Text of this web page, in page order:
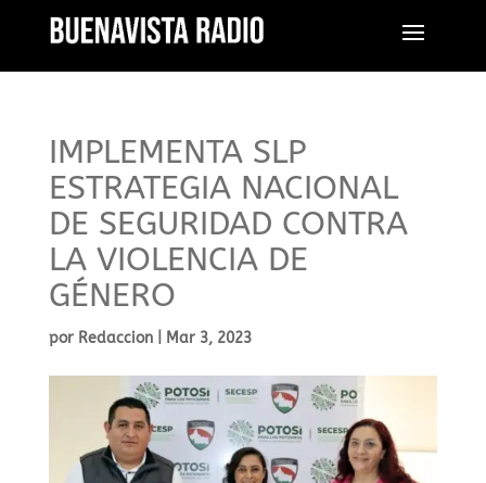
IMPLEMENTA SLP
ESTRATEGIA NACIONAL
DE SEGURIDAD CONTRA
LA VIOLENCIA DE
GÉNERO
por Redaccion| Mar 3, 2023